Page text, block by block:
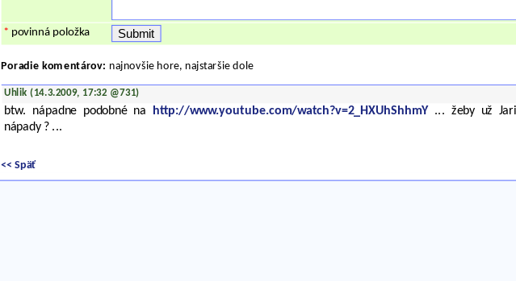
* povinná položka
Poradie komentárov: najnovšie hore, najstaršie dole
Uhlik (14.3.2009, 17:32 @731)
btw. nápadne podobné na http://www.youtube.com/watch?v=2_HXUhShhmY... žeby už
nápady ? ...
<< Späť